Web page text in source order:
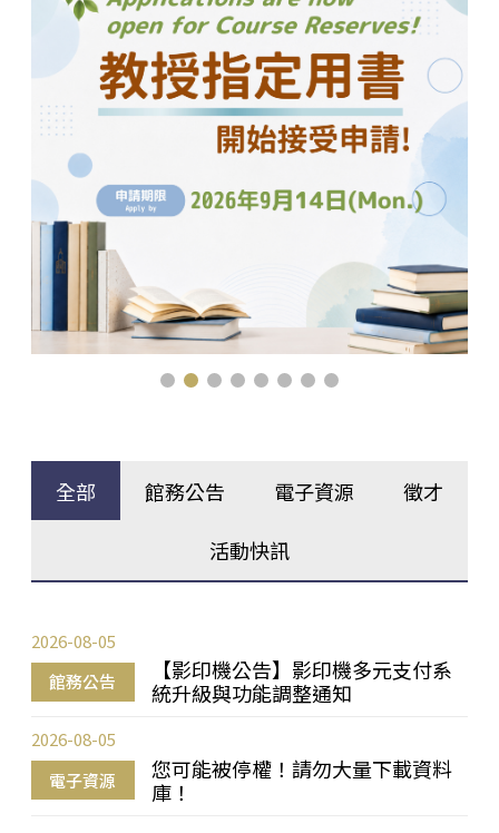
全部 館務公告 電子資源 徵才
活動快訊
館務公告
【影印機公告】影印機多元支付系
統升級與功能調整通知
2026-08-05
電子資源
您可能被停權！請勿大量下載資料
庫！
2026-08-05